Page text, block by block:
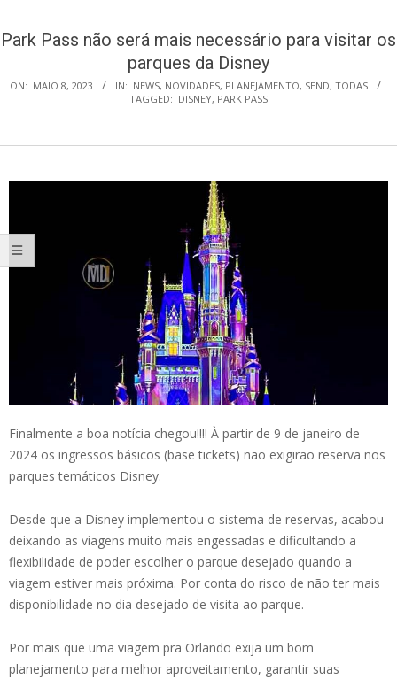
Park Pass não será mais necessário para visitar os
parques da Disney
ON: MAIO 8, 2023 IN: NEWS, NOVIDADES, PLANEJAMENTO, SEND, TODAS
TAGGED: DISNEY, PARK PASS
Finalmente a boa notícia chegou!!!! À partir de 9 de janeiro de
2024 os ingressos básicos (base tickets) não exigirão reserva nos
parques temáticos Disney.
Desde que a Disney implementou o sistema de reservas, acabou
deixando as viagens muito mais engessadas e dificultando a
flexibilidade de poder escolher o parque desejado quando a
viagem estiver mais próxima. Por conta do risco de não ter mais
disponibilidade no dia desejado de visita ao parque.
Por mais que uma viagem pra Orlando exija um bom
planejamento para melhor aproveitamento, garantir suas